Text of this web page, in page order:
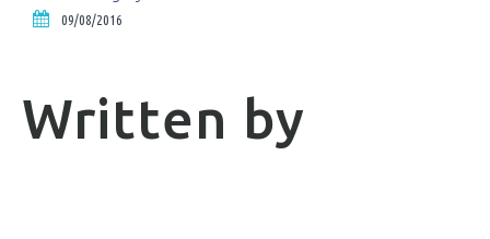
09/08/2016
Written by